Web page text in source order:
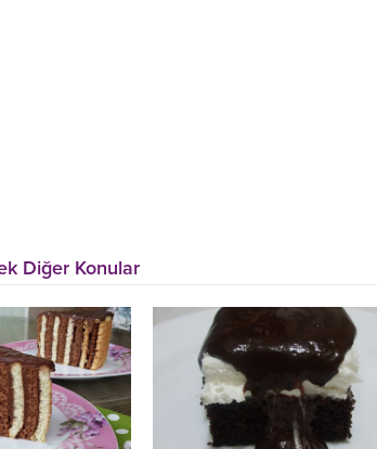
Diğer Konular